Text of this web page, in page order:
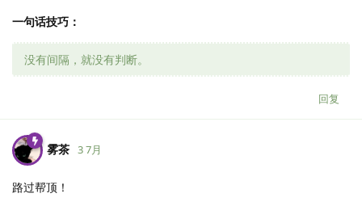
一句话技巧：
没有间隔，就没有判断。
回复
雾茶 3 7月
路过帮顶！